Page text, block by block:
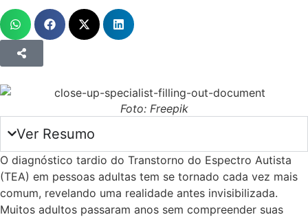
Foto: Freepik
Ver Resumo
O diagnóstico tardio do Transtorno do Espectro Autista
(TEA) em pessoas adultas tem se tornado cada vez mais
comum, revelando uma realidade antes invisibilizada.
Muitos adultos passaram anos sem compreender suas